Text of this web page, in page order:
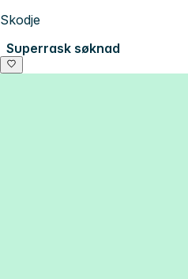
Skodje
Superrask søknad